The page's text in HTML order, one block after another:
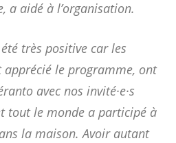
a aidé à l’organisation.
très positive car les
le programme, ont
avec nos invité·e·s
tout le monde a participé à
la maison. Avoir autant